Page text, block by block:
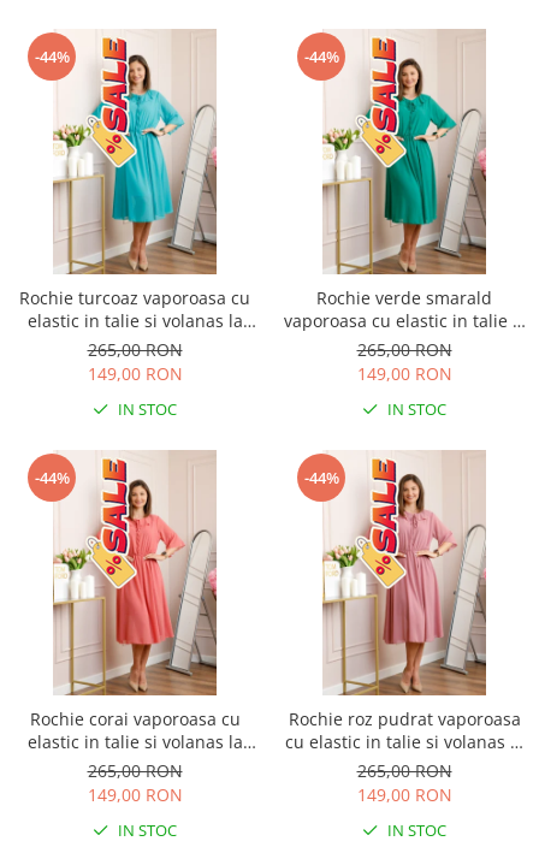
-44%
Rochie turcoaz vaporoasa cu
elastic in talie si volanas la
decolteu Allegra
265,00 RON
149,00 RON
IN STOC
-44%
Rochie verde smarald
vaporoasa cu elastic in talie si
volanas la decolteu Allegra
265,00 RON
149,00 RON
IN STOC
-44%
Rochie corai vaporoasa cu
elastic in talie si volanas la
decolteu Allegra
265,00 RON
149,00 RON
IN STOC
-44%
Rochie roz pudrat vaporoasa
cu elastic in talie si volanas la
decolteu Allegra
265,00 RON
149,00 RON
IN STOC